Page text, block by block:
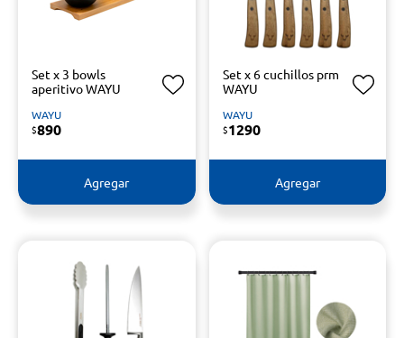
Set x 3 bowls
aperitivo WAYU
WAYU
$890
Agregar
Set x 6 cuchillos prm
WAYU
WAYU
$1290
Agregar